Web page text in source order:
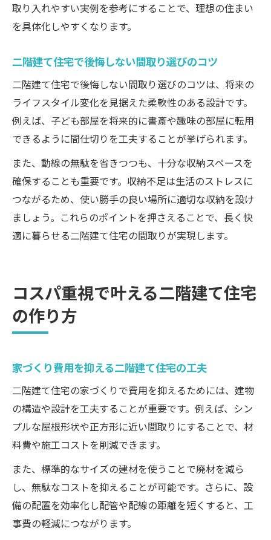
取り入れやすい実例を参考にすることで、理想の住まい
を具体化しやすくなります。
二階建て住宅で後悔しない間取り選びのコツ
二階建て住宅で後悔しない間取り選びのコツは、将来の
ライフスタイル変化を見据えた柔軟性のある設計です。
例えば、子ども部屋を将来的に書斎や趣味の部屋に転用
できるように間仕切りを工夫することが挙げられます。
また、動線の無駄を省きつつも、十分な収納スペースを
確保することも重要です。収納不足は生活のストレスに
つながるため、使い勝手の良い場所に適切な収納を設け
ましょう。これらのポイントを押さえることで、長く快
適に暮らせる二階建て住宅の間取りが実現します。
コスパ重視で叶える二階建て住宅
の作り方
家づくり費用を抑える二階建て住宅の工夫
二階建て住宅の家づくりで費用を抑えるためには、建物
の構造や設計を工夫することが重要です。例えば、シン
プルな屋根形状や正方形に近い間取りにすることで、材
料費や施工コストを削減できます。
また、標準的なサイズの建材を使うことで廃材を減ら
し、無駄なコストを抑えることが可能です。さらに、設
備の配置を効率化し配管や配線の距離を短くすると、工
事費の軽減につながります。